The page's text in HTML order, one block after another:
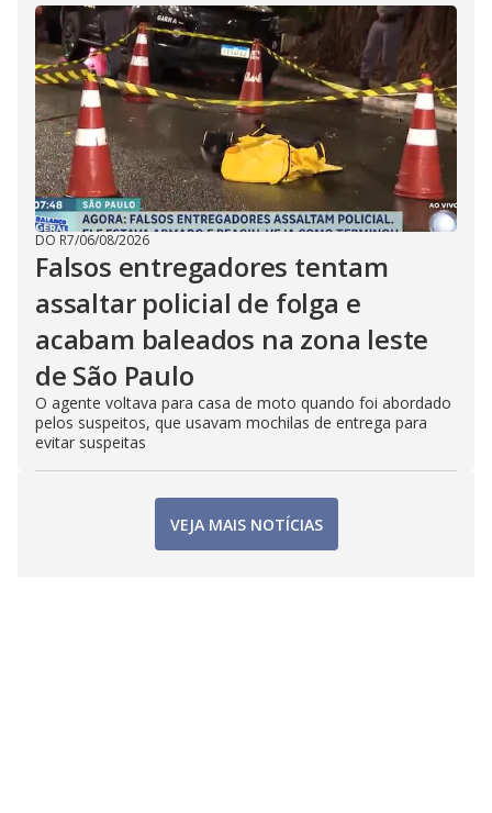
DO R7/06/08/2026
Falsos entregadores tentam
assaltar policial de folga e
acabam baleados na zona leste
de São Paulo
O agente voltava para casa de moto quando foi abordado
pelos suspeitos, que usavam mochilas de entrega para
evitar suspeitas
VEJA MAIS NOTÍCIAS